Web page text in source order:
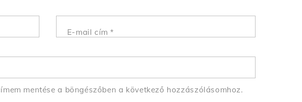
E-mail cím*
mentése a böngészőben a következő hozzászólásomhoz.